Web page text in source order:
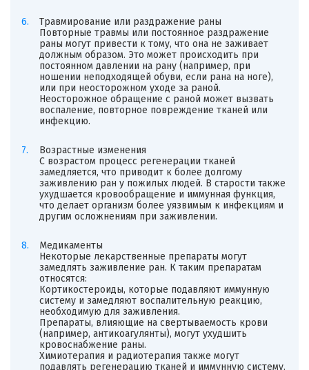
Травмирование или раздражение раны
Повторные травмы или постоянное раздражение
раны могут привести к тому, что она не заживает
должным образом. Это может происходить при
постоянном давлении на рану (например, при
ношении неподходящей обуви, если рана на ноге),
или при неосторожном уходе за раной.
Неосторожное обращение с раной может вызвать
воспаление, повторное повреждение тканей или
инфекцию.
Возрастные изменения
С возрастом процесс регенерации тканей
замедляется, что приводит к более долгому
заживлению ран у пожилых людей. В старости также
ухудшается кровообращение и иммунная функция,
что делает организм более уязвимым к инфекциям и
другим осложнениям при заживлении.
Медикаменты
Некоторые лекарственные препараты могут
замедлять заживление ран. К таким препаратам
относятся:
Кортикостероиды, которые подавляют иммунную
систему и замедляют воспалительную реакцию,
необходимую для заживления.
Препараты, влияющие на свертываемость крови
(например, антикоагулянты), могут ухудшить
кровоснабжение раны.
Химиотерапия и радиотерапия также могут
подавлять регенерацию тканей и иммунную систему.